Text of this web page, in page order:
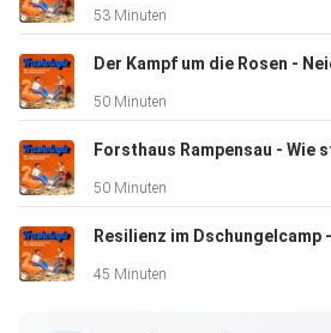
53 Minuten
50 Minuten
50 Minuten
45 Minuten